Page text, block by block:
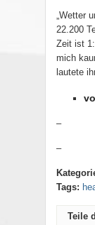
„Wetter
22.200
Zeit ist
mich
lautete
–
–
Tags:
Teile